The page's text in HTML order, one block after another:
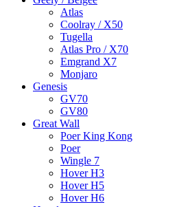
Atlas
Coolray / X50
Tugella
Atlas Pro / X70
Emgrand X7
Monjaro
Genesis
GV70
GV80
Great Wall
Poer King Kong
Poer
Wingle 7
Hover H3
Hover H5
Hover H6